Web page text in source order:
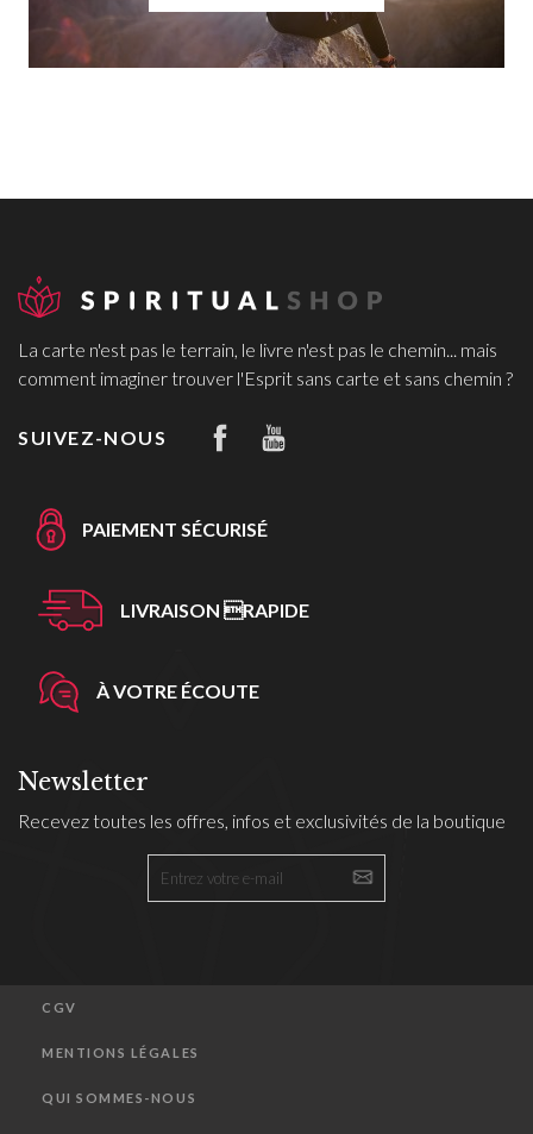
La carte n'est pas le terrain, le livre n'est pas le chemin... mais
comment imaginer trouver l'Esprit sans carte et sans chemin ?
SUIVEZ-NOUS
PAIEMENT SÉCURISÉ
LIVRAISON RAPIDE
À VOTRE ÉCOUTE
Newsletter
Recevez toutes les offres, infos et exclusivités de la boutique
CGV
MENTIONS LÉGALES
QUI SOMMES-NOUS